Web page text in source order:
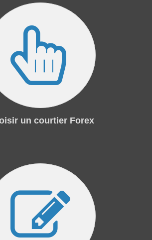
un courtier Forex